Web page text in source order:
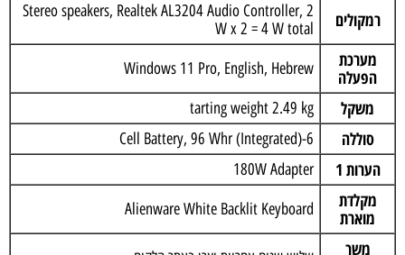
רמקולים
Stereo speakers, Realtek AL3204 Audio Controller, 2
W x 2 = 4 W total
מערכת
הפעלה
Windows 11 Pro, English, Hebrew
משקל tarting weight 2.49 kg
סוללה 6-Cell Battery, 96 Whr (Integrated)
הערות 1 180W Adapter
מקלדת
מוארת
Alienware White Backlit Keyboard
משך